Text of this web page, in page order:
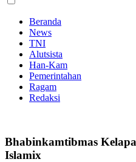
Beranda
News
TNI
Alutsista
Han-Kam
Pemerintahan
Ragam
Redaksi
Bhabinkamtibmas
Islamix